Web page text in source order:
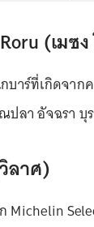
(เมซง
บาร์ที่เกิดจาก
ปลา อัจฉรา บุ
ลาศ)
Michelin